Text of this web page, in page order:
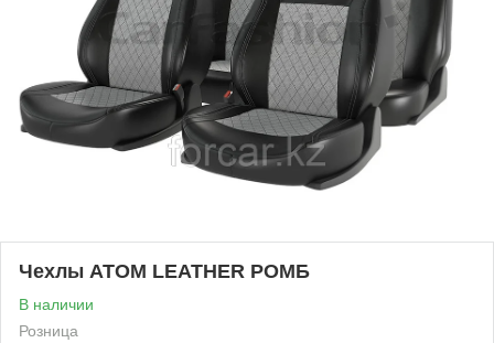
Чехлы ATOM LEATHER РОМБ
В наличии
Розница